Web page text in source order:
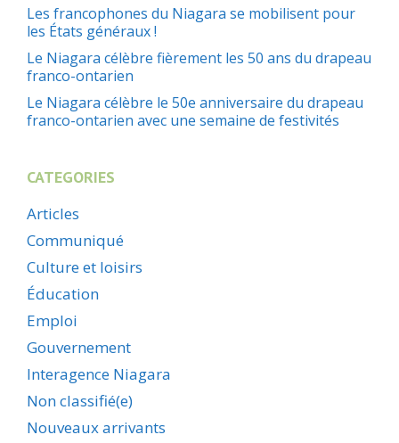
Les francophones du Niagara se mobilisent pour
les États généraux !
Le Niagara célèbre fièrement les 50 ans du drapeau
franco-ontarien
Le Niagara célèbre le 50e anniversaire du drapeau
franco-ontarien avec une semaine de festivités
CATEGORIES
Articles
Communiqué
Culture et loisirs
Éducation
Emploi
Gouvernement
Interagence Niagara
Non classifié(e)
Nouveaux arrivants